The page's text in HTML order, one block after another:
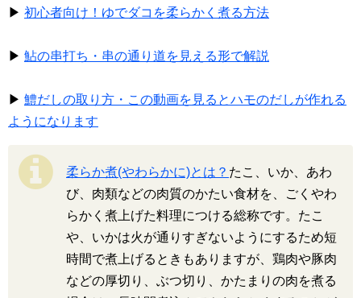
▶ 初心者向け！ゆでダコを柔らかく煮る方法
▶ 鮎の串打ち・串の通り道を見える形で解説
▶ 鱧だしの取り方・この動画を見るとハモのだしが作れる
ようになります
柔らか煮(やわらかに)とは？ たこ、いか、あわ
び、肉類などの肉質のかたい食材を、ごくやわ
らかく煮上げた料理につける総称です。たこ
や、いかは火が通りすぎないようにするため短
時間で煮上げるときもありますが、鶏肉や豚肉
などの厚切り、ぶつ切り、かたまりの肉を煮る